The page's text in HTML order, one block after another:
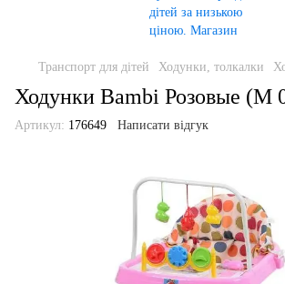
Транспорт для дітей Ходунки, толкалки
Ходунки Bambi Розовые (M
Артикул: 176649 Написати відгук